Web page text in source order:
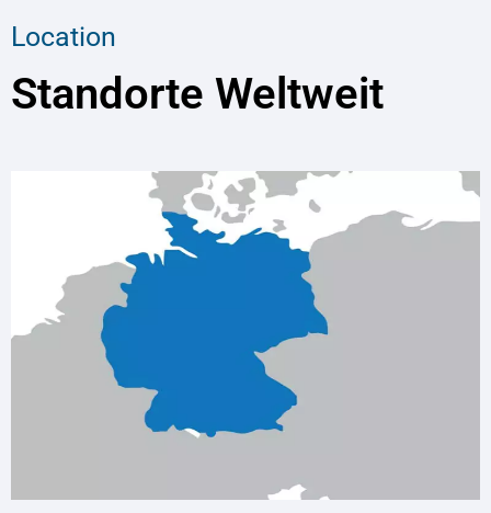
Location
Standorte Weltweit